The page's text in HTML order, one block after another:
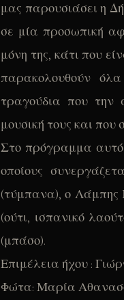
μας παρουσιάσει η
σε μία προσωπική
μόνη της, κάτι που
παρακολουθούν
τραγούδια που την
μουσική τους και που
Στο πρόγραμμα αυτό
οποίους
(τύμπανα), ο Λάμπης
(ούτι, ισπανικό
(μπάσο).
Επιμέλεια ήχου :
Φώτα: Μαρία